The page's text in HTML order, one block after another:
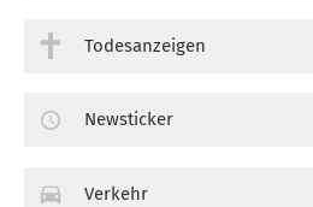
Todesanzeigen
Newsticker
Verkehr